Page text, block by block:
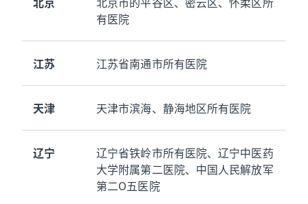
有医院
江苏 江苏省南通市所有医院
天津 天津市滨海、静海地区所有医院
辽宁
辽宁省铁岭市所有医院、辽宁中医药
大学附属第二医院、中国人民解放军
第二O五医院